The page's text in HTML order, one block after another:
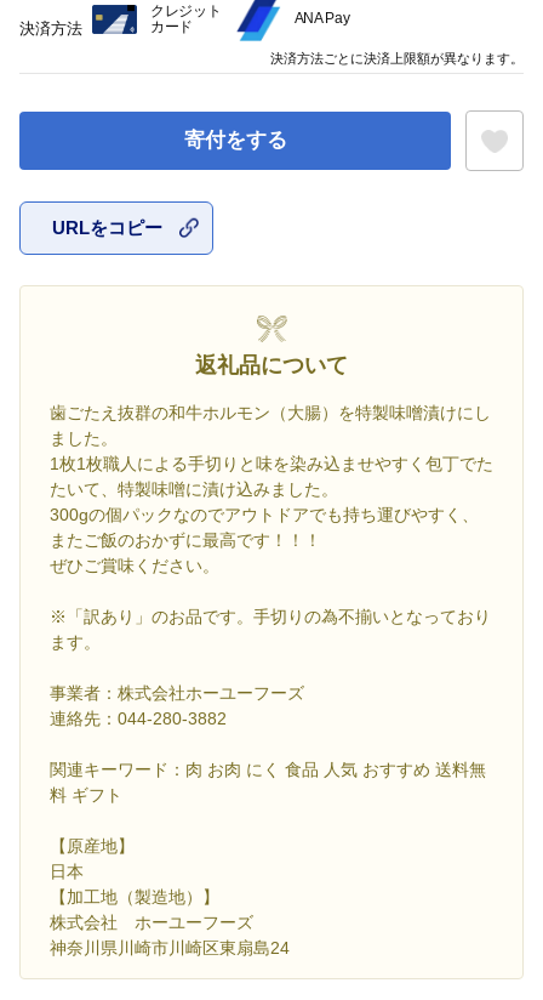
寄付をする
URLをコピー
返礼品について
歯ごたえ抜群の和牛ホルモン（大腸）を特製味噌漬けにし
ました。
1枚1枚職人による手切りと味を染み込ませやすく包丁でた
たいて、特製味噌に漬け込みました。
300gの個パックなのでアウトドアでも持ち運びやすく、
またご飯のおかずに最高です！！！
ぜひご賞味ください。
※「訳あり」のお品です。手切りの為不揃いとなっており
ます。
事業者：株式会社ホーユーフーズ
連絡先：044-280-3882
関連キーワード：肉 お肉 にく 食品 人気 おすすめ 送料無
料 ギフト
【原産地】
日本
【加工地（製造地）】
株式会社 ホーユーフーズ
神奈川県川崎市川崎区東扇島24
決済方法
クレジット
カード
ANA Pay
決済方法ごとに決済上限額が異なります。